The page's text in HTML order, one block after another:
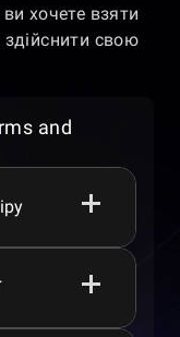
ви хочете взяти
здійснити свою
and
19+, 21+